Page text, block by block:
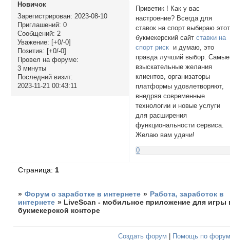
Новичок
Зарегистрирован: 2023-08-10
Приглашений: 0
Сообщений: 2
Уважение: [+0/-0]
Позитив: [+0/-0]
Провел на форуме:
3 минуты
Последний визит:
2023-11-21 00:43:11
Приветик ! Как у вас
настроение? Всегда для
ставок на спорт выбираю этот
букмекерский сайтставки на
спорт риск и думаю, это
правда лучший выбор. Самые
взыскательные желания
клиентов, организаторы
платформы удовлетворяют,
внедряя современные
технологии и новые услуги
для расширения
функциональности сервиса.
Желаю вам удачи!
0
Страница: 1
» Форум о заработке в интернете » Работа, заработок в
интернете » LiveScan - мобильное приложение для игры
букмекерской конторе
Создать форум Помощь по